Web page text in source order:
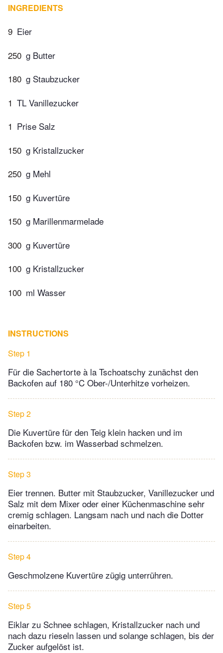
INGREDIENTS
9 Eier
250 g Butter
180 g Staubzucker
1 TL Vanillezucker
1 Prise Salz
150 g Kristallzucker
250 g Mehl
150 g Kuvertüre
150 g Marillenmarmelade
300 g Kuvertüre
100 g Kristallzucker
100 ml Wasser
INSTRUCTIONS
Step 1
Für die Sachertorte à la Tschoatschy zunächst den
Backofen auf 180 °C Ober-/Unterhitze vorheizen.
Step 2
Die Kuvertüre für den Teig klein hacken und im
Backofen bzw. im Wasserbad schmelzen.
Step 3
Eier trennen. Butter mit Staubzucker, Vanillezucker und
Salz mit dem Mixer oder einer Küchenmaschine sehr
cremig schlagen. Langsam nach und nach die Dotter
einarbeiten.
Step 4
Geschmolzene Kuvertüre zügig unterrühren.
Step 5
Eiklar zu Schnee schlagen, Kristallzucker nach und
nach dazu rieseln lassen und solange schlagen, bis der
Zucker aufgelöst ist.